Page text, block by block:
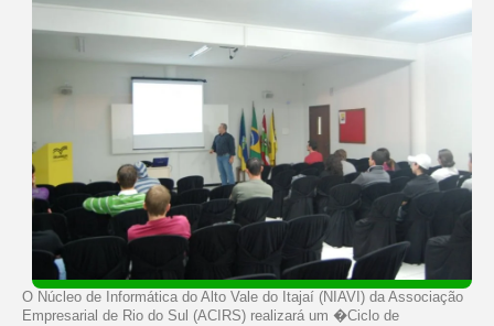
O Núcleo de Informática do Alto Vale do Itajaí (NIAVI) da Associação
Empresarial de Rio do Sul (ACIRS) realizará um �Ciclo de